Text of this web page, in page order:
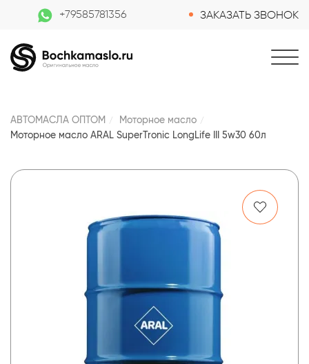
+79585781356 ЗАКАЗАТЬ ЗВОНОК
АВТОМАСЛА ОПТОМ
Моторное масло
Моторное масло ARAL SuperTronic LongLife III 5w30 60л